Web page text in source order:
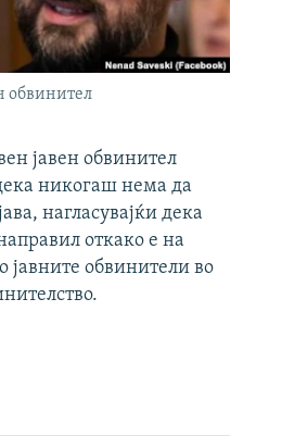
обвинител
јавен обвинител
никогаш нема да
нагласувајќи дека
откако е на
јавните обвинители во